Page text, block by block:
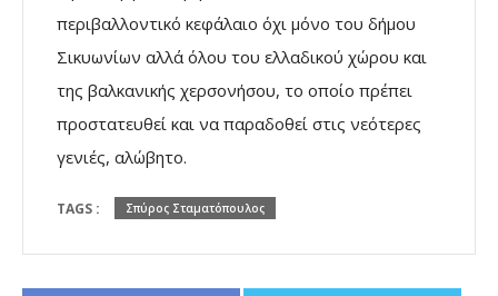
περιβαλλοντικό κεφάλαιο όχι μόνο του δήμου
Σικυωνίων αλλά όλου του ελλαδικού χώρου και
της βαλκανικής χερσονήσου, το οποίο πρέπει
προστατευθεί και να παραδοθεί στις νεότερες
γενιές, αλώβητο.
TAGS : Σπύρος Σταματόπουλος